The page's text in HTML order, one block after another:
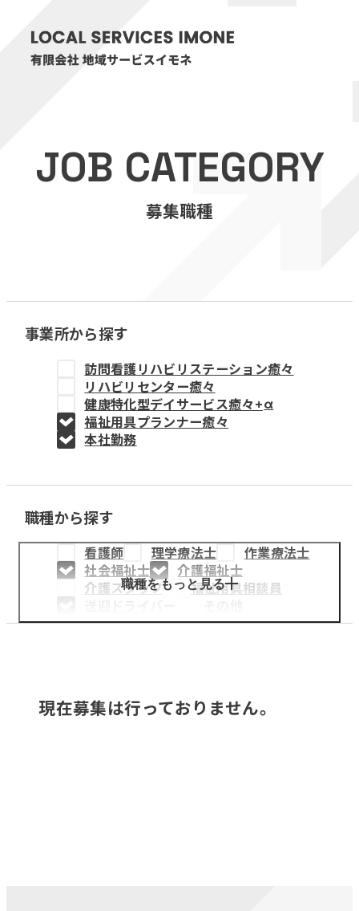
医療・介護事業
訪問看護リハビリステーション癒々
福祉用具プランナー癒々
教育事業
姫路中央こども園
姫路中央保育園
採用情報
医療・介護事業
募集職種
JOB CATEGORY
募集職種
事業所から探す
訪問看護リハビリステーション癒々
リハビリセンター癒々
健康特化型デイサービス癒々+α
福祉用具プランナー癒々
本社勤務
職種から探す
看護師 理学療法士
作業療法士
社会福祉士
介護福祉士
介護スタッフ
福祉用具相談員
職種をもっと見る
現在募集は行っておりません。